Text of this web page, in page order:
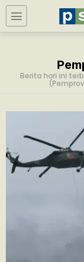
Berita hari ini